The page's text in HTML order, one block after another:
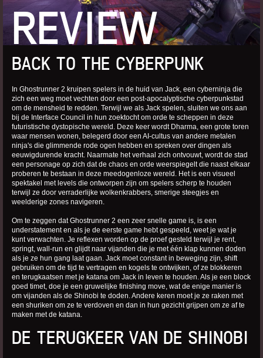
REVIEW
BACK TO THE CYBERPUNK
In Ghostrunner 2 kruipen spelers in de huid van Jack, een cyberninja die
zich een weg moet vechten door een post-apocalyptische cyberpunkstad
om de mensheid te redden. Terwijl we als Jack spelen, sluiten we ons aan
bij de Interface Council in hun zoektocht om orde te scheppen in deze
futuristische dystopische wereld. Deze keer wordt Dharma, een grote toren
waar mensen wonen, belegerd door een AI-cultus van andere metalen
ninja's die glimmende rode ogen hebben en spreken over dingen als
eeuwigdurende kracht. Naarmate het verhaal zich ontvouwt, wordt de stad
een personage op zich dat de chaos en orde weerspiegelt die naast elkaar
proberen te bestaan in deze meedogenloze wereld. Het is een visueel
spektakel met levels die ontworpen zijn om spelers scherp te houden
terwijl ze door verraderlijke wolkenkrabbers, smerige steegjes en
weelderige zones navigeren.
Om te zeggen dat Ghostrunner 2 een zeer snelle game is, is een
understatement en als je de eerste game hebt gespeeld, weet je wat je
kunt verwachten. Je reflexen worden op de proef gesteld terwijl je rent,
springt, wall-run en glijdt naar vijanden die je met één klap kunnen doden
als je ze hun gang laat gaan. Jack moet constant in beweging zijn, shift
gebruiken om de tijd te vertragen en kogels te ontwijken, of ze blokkeren
en terugkaatsen met je katana om Jack in leven te houden. Als je een block
goed timet, doe je een gruwelijke finishing move, wat de enige manier is
om vijanden als de Shinobi te doden. Andere keren moet je ze raken met
een shuriken om ze te verdoven en dan in hun gezicht grijpen om ze af te
maken met de katana.
DE TERUGKEER VAN DE SHINOBI